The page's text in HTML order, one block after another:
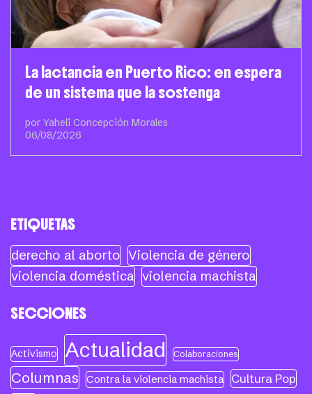
La lactancia en Puerto Rico: en espera
de un sistema que la sostenga
por Yaheli Concepción Morales
06/08/2026
ETIQUETAS
derecho al aborto Violencia de género
violencia doméstica violencia machista
SECCIONES
Activismo Actualidad Colaboraciones
Columnas Contra la violencia machista Cultura Pop